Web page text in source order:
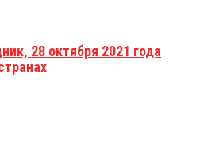
28 октября 2021 года